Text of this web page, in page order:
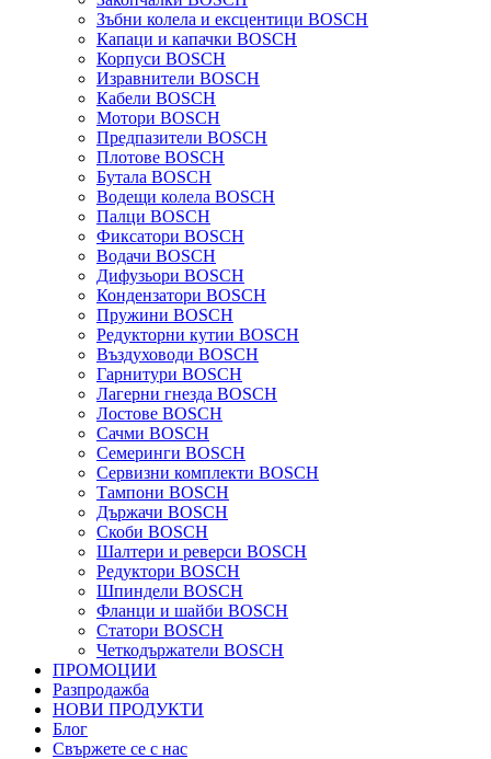
Зъбни колела и ексцентици BOSCH
Капаци и капачки BOSCH
Корпуси BOSCH
Изравнители BOSCH
Кабели BOSCH
Мотори BOSCH
Предпазители BOSCH
Плотове BOSCH
Бутала BOSCH
Водещи колела BOSCH
Палци BOSCH
Фиксатори BOSCH
Водачи BOSCH
Дифузьори BOSCH
Кондензатори BOSCH
Пружини BOSCH
Редукторни кутии BOSCH
Въздуховоди BOSCH
Гарнитури BOSCH
Лагерни гнезда BOSCH
Лостове BOSCH
Сачми BOSCH
Семеринги BOSCH
Сервизни комплекти BOSCH
Тампони BOSCH
Държачи BOSCH
Скоби BOSCH
Шалтери и реверси BOSCH
Редуктори BOSCH
Шпиндели BOSCH
Фланци и шайби BOSCH
Статори BOSCH
Четкодържатели BOSCH
ПРОМОЦИИ
Разпродажба
НОВИ ПРОДУКТИ
Блог
Свържете се с нас